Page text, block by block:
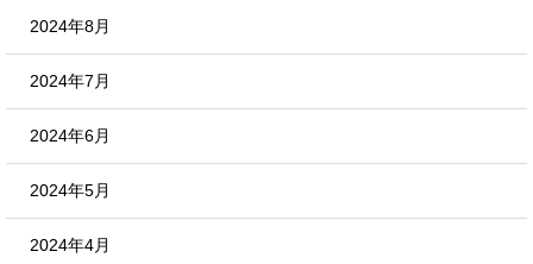
2024年8月
2024年7月
2024年6月
2024年5月
2024年4月